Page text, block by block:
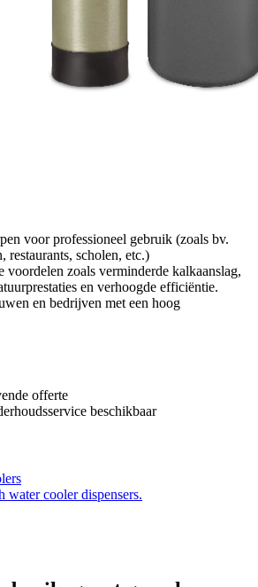
water cooler dispensers.
voor professioneel gebruik (zoals bv.
restaurants, scholen, etc.)
voordelen zoals verminderde kalkaanslag,
en verhoogde efficiëntie.
en bedrijven met een hoog
offerte
beschikbaar